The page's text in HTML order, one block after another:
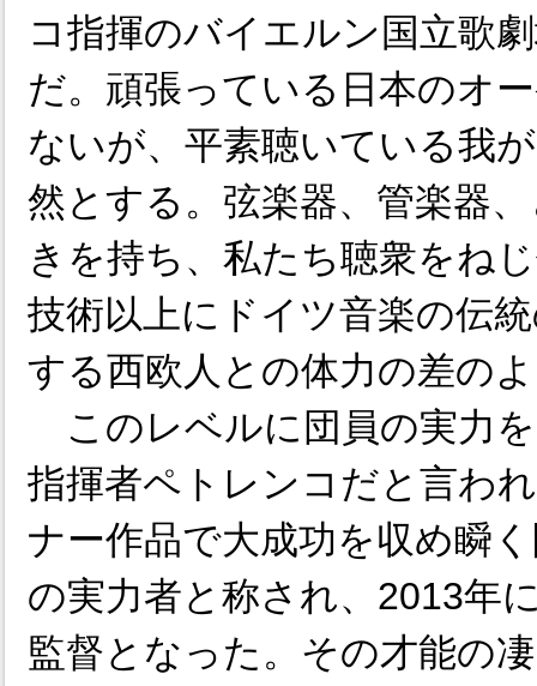
コ指揮のバイエルン国立歌
だ。頑張っている日本のオ
ないが、平素聴いている我
然とする。弦楽器、管楽器
きを持ち、私たち聴衆をね
技術以上にドイツ音楽の伝
する西欧人との体力の差の
このレベルに団員の実力
指揮者ペトレンコだと言わ
ナー作品で大成功を収め瞬
の実力者と称され、2013年
監督となった。その才能の